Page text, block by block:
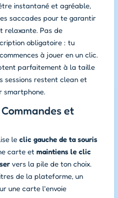
instantané et agréable,
saccades pour te garantir
relaxante. Pas de
obligatoire : tu
à jouer en un clic.
parfaitement à la taille
sessions restent clean et
smartphone.
et
le clic gauche de ta souris
carte et maintiens le clic
vers la pile de ton choix.
de la plateforme, un
une carte l'envoie